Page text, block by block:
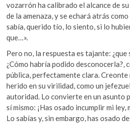
vozarrón ha calibrado el alcance de
de la amenaza, y se echará atrás
sabía, querido tío, lo siento, si lo
que…».
Pero no, la respuesta es tajante:
¿Cómo habría podido desconocerla?,
pública, perfectamente clara. Creonte
herido en su virilidad, como un
autoridad. Lo convierte en un asunto
sí mismo: ¡Has osado incumplir mi
Lo sabías y, sin embargo, has osado